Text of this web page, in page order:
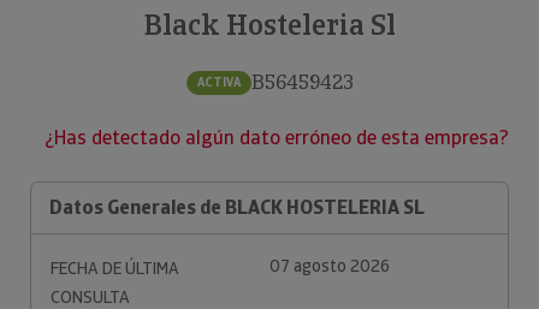
Black Hosteleria Sl
ACTIVA B56459423
¿Has detectado algún dato erróneo de esta empresa?
Datos Generales de BLACK HOSTELERIA SL
FECHA DE ÚLTIMA
CONSULTA
07 agosto 2026